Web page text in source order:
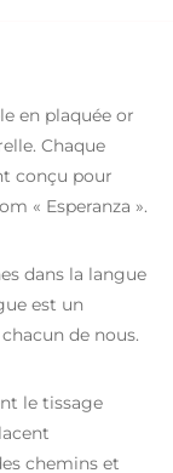
en plaquée or
Chaque
conçu pour
« Esperanza ».
dans la langue
est un
de nous.
le tissage
chemins et